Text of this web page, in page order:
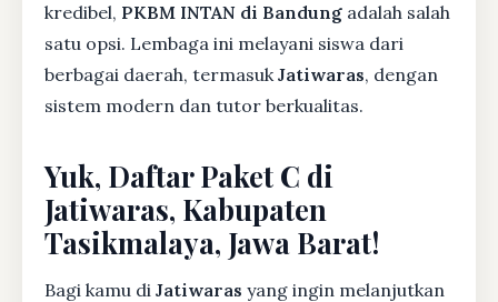
kredibel, PKBM INTAN di Bandung adalah salah
satu opsi. Lembaga ini melayani siswa dari
berbagai daerah, termasukJatiwaras, dengan
sistem modern dan tutor berkualitas.
Yuk, Daftar Paket C di
Jatiwaras, Kabupaten
Tasikmalaya, Jawa Barat!
Bagi kamu di Jatiwaras yang ingin melanjutkan